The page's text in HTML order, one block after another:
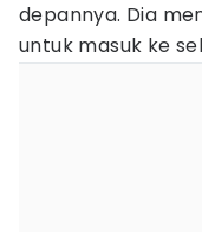
depannya. Dia
untuk masuk ke